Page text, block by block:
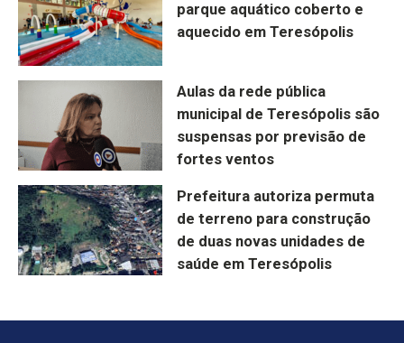
parque aquático coberto e
aquecido em Teresópolis
Aulas da rede pública
municipal de Teresópolis são
suspensas por previsão de
fortes ventos
Prefeitura autoriza permuta
de terreno para construção
de duas novas unidades de
saúde em Teresópolis